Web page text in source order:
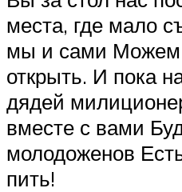
места, где мало
мы и сами Можем
открыть. И пока
дядей
вместе с вами
молодоженов
пить!